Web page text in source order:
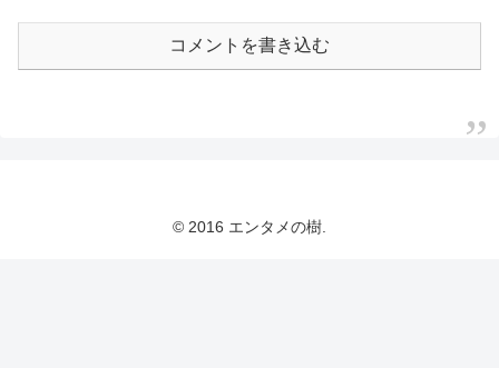
コメントを書き込む
© 2016 エンタメの樹.